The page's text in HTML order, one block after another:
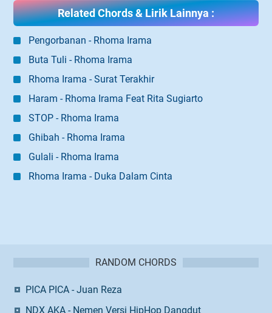
Related Chords & Lirik Lainnya :
Pengorbanan - Rhoma Irama
Buta Tuli - Rhoma Irama
Rhoma Irama - Surat Terakhir
Haram - Rhoma Irama Feat Rita Sugiarto
STOP - Rhoma Irama
Ghibah - Rhoma Irama
Gulali - Rhoma Irama
Rhoma Irama - Duka Dalam Cinta
RANDOM CHORDS
PICA PICA - Juan Reza
NDX AKA - Nemen Versi HipHop Dangdut